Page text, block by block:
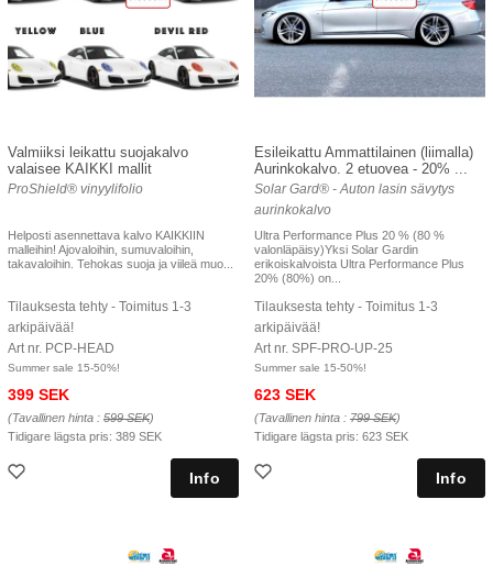
Valmiiksi leikattu suojakalvo
valaisee KAIKKI mallit
ProShield® vinyylifolio
Helposti asennettava kalvo KAIKKIIN
malleihin! Ajovaloihin, sumuvaloihin,
takavaloihin. Tehokas suoja ja viileä muo...
Tilauksesta tehty - Toimitus 1-3
arkipäivää!
Art nr. PCP-HEAD
Summer sale 15-50%!
399 SEK
(Tavallinen hinta : 599 SEK)
Tidigare lägsta pris: 389 SEK
Esileikattu Ammattilainen (liimalla)
Aurinkokalvo. 2 etuovea - 20% ...
Solar Gard® - Auton lasin sävytys
aurinkokalvo
Ultra Performance Plus 20 % (80 %
valonläpäisy)Yksi Solar Gardin
erikoiskalvoista Ultra Performance Plus
20% (80%) on...
Tilauksesta tehty - Toimitus 1-3
arkipäivää!
Art nr. SPF-PRO-UP-25
Summer sale 15-50%!
623 SEK
(Tavallinen hinta : 799 SEK)
Tidigare lägsta pris: 623 SEK